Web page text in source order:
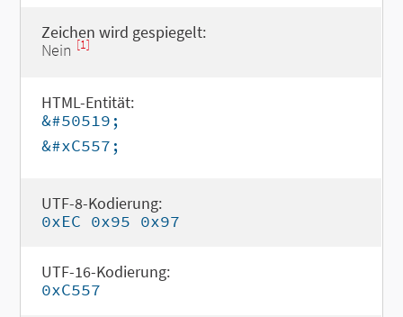
Zeichen wird gespiegelt:
Nein [1]
HTML-Entität:
&#50519;
&#xC557;
UTF-8-Kodierung:
0xEC 0x95 0x97
UTF-16-Kodierung:
0xC557